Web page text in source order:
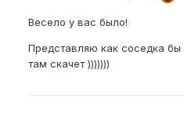
Весело у вас было!
Представляю как соседка
там скачет )))))))